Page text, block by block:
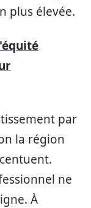
plus élevée.
par
la région
ne
À